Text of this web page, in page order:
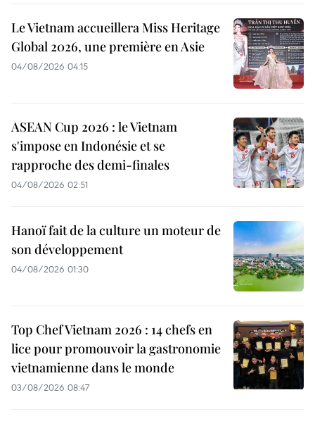
Le Vietnam accueillera Miss Heritage
Global 2026, une première en Asie
04/08/2026 04:15
ASEAN Cup 2026 : le Vietnam
s'impose en Indonésie et se
rapproche des demi-finales
04/08/2026 02:51
Hanoï fait de la culture un moteur de
son développement
04/08/2026 01:30
Top Chef Vietnam 2026 : 14 chefs en
lice pour promouvoir la gastronomie
vietnamienne dans le monde
03/08/2026 08:47